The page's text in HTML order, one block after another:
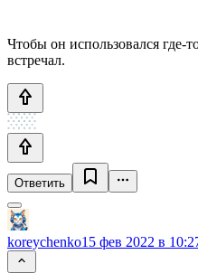
Чтобы он использовался где-
встречал.
Ответить
koreychenko15 фев 2022 в